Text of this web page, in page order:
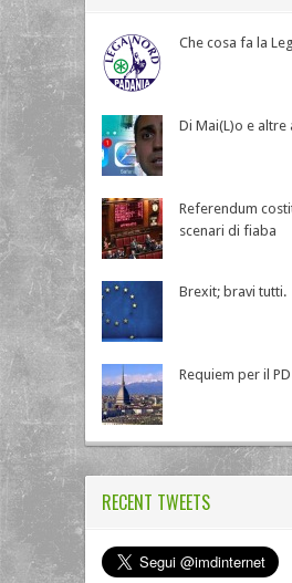
Che cosa fa la
Di Mai(L)o e altre
Referendum
scenari di fiaba
Brexit; bravi tutti.
Requiem per il PD
RECENT TWEETS